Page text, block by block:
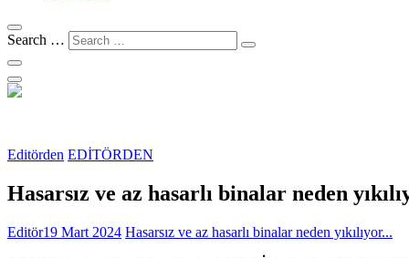
Search …
Editörden EDİTÖRDEN
Hasarsız ve az hasarlı binalar neden
Editör19 Mart 2024 Hasarsız ve az hasarlı binalar neden yıkılıyor...